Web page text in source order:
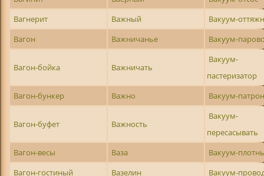
Вагнерит
Важный
Вакуум-
Вагон
Важничанье Вакуум-
Вагон-бойка Важничать
Вакуум-
пастеризатор
Вагон-бункер
Важно Вакуум-
Вагон-буфет Важность
Вакуум-
пересасывать
Вагон-весы
Ваза
Вакуум-
Вагон-гостиный
Вазелин
Вакуум-